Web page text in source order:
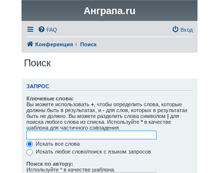
Анграпа.ru
FAQ Вход
Конференция Поиск
Поиск
ЗАПРОС
Ключевые слова:
Вы можете использовать +, чтобы определить слова, которые
должны быть в результатах, и -для слов, которых в результатах
быть не должно. Вы можете разделить слова символом |для
поиска любого слова из списка. Используйте *в качестве
шаблона для частичного совпадения.
Искать все слова
Искать любое слово/поиск с языком запросов
Поиск по автору:
Используйте * в качестве шаблона.